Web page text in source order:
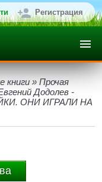
Регистрация
книги » Прочая
Додолев -
ОНИ ИГРАЛИ НА